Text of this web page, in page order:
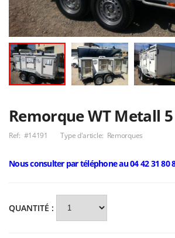
Attelage Jeep
COMPASS
80,00€
Remorque porte
double SSV ou
plusieurs quads
Remorque WT Metall
Ref: #14191 Type d'article: Remorques
Nous consulter par téléphone au 04 42 31 80
QUANTITÉ :